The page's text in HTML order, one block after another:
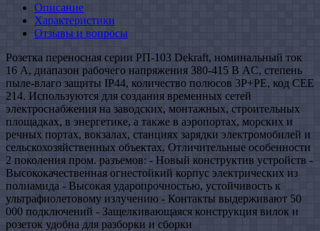
Описание
Характеристики
Отзывы и вопросы
Розетка переносная серии РП-103 Dekraft, номинальный ток
16 А, диапазон рабочего напряжения 380-415 В AC, степень
пыле-влаго защиты IP44, количество полюсов 3Р+РЕ, код CEE
214. Используются для создания временных сетей
электроснабжения на заводских, монтажных, строительных
площадках, в энергетике, а также в аэропортах, морских и
речных портах, вокзалах, станциях зарядки электромобилей и
сельскохозяйственных объектах. Отличительные особенности
2 поколения пром. разъемов: - Новый конструктив устройств -
Высококачественная огнестойкий корпус электрических из
полиамида - Высокая ударопрочностью, устойчивость к
ультрафиолетовому излучению - Контакты выдерживают 50
000 подключений - Защелкивающаяся конструкция вилок и
розеток удобна для разборки и сборки